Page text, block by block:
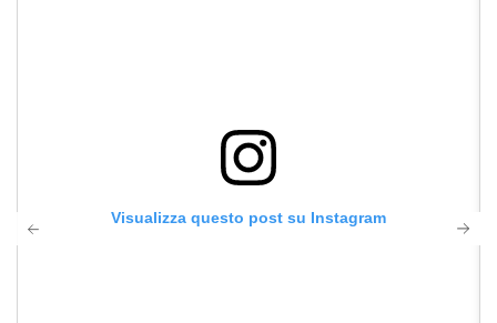
Visualizza questo post su Instagram